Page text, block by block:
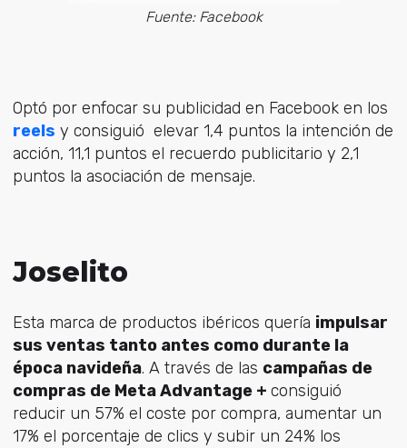
Fuente: Facebook
Optó por enfocar su publicidad en Facebook en los
reels y consiguió elevar 1,4 puntos la intención de
acción, 11,1 puntos el recuerdo publicitario y 2,1
puntos la asociación de mensaje.
Joselito
Esta marca de productos ibéricos quería impulsar
sus ventas tanto antes como durante la
época navideña. A través de las campañas de
compras de Meta Advantage + consiguió
reducir un 57% el coste por compra, aumentar un
17% el porcentaje de clics y subir un 24% los